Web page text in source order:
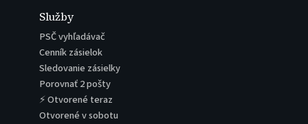
Služby
PSČ vyhľadávač
Cenník zásielok
Sledovanie zásielky
Porovnať 2 pošty
⚡ Otvorené teraz
Otvorené v sobotu